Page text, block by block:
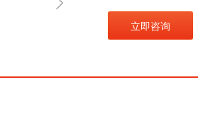
立即咨询